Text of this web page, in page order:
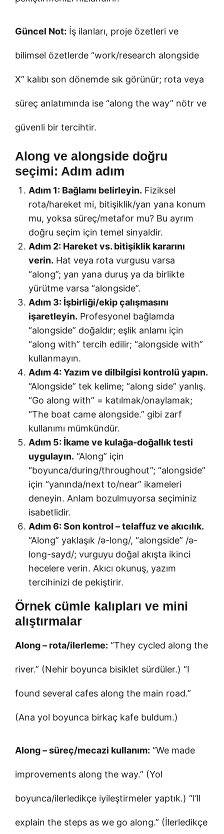
Güncel Not: İş ilanları, proje özetleri ve
bilimsel özetlerde “work/research alongside
X” kalıbı son dönemde sık görünür; rota veya
süreç anlatımında ise “along the way” nötr ve
güvenli bir tercihtir.
Along ve alongside doğru
seçimi: Adım adım
Adım 1: Bağlamı belirleyin. Fiziksel
rota/hareket mi, bitişiklik/yan yana konum
mu, yoksa süreç/metafor mu? Bu ayrım
doğru seçim için temel sinyaldir.
Adım 2: Hareket vs. bitişiklik kararını
verin. Hat veya rota vurgusu varsa
“along”; yan yana duruş ya da birlikte
yürütme varsa “alongside”.
Adım 3: İşbirliği/ekip çalışmasını
işaretleyin. Profesyonel bağlamda
“alongside” doğaldır; eşlik anlamı için
“along with” tercih edilir; “alongside with”
kullanmayın.
Adım 4: Yazım ve dilbilgisi kontrolü yapın.
“Alongside” tek kelime; “along side” yanlış.
“Go along with” = katılmak/onaylamak;
“The boat came alongside.” gibi zarf
kullanımı mümkündür.
Adım 5: İkame ve kulağa-doğallık testi
uygulayın. “Along” için
“boyunca/during/throughout”; “alongside”
için “yanında/next to/near” ikameleri
deneyin. Anlam bozulmuyorsa seçiminiz
isabetlidir.
Adım 6: Son kontrol – telaffuz ve akıcılık.
“Along” yaklaşık /ə-long/, “alongside” /ə-
long-sayd/; vurguyu doğal akışta ikinci
hecelere verin. Akıcı okunuş, yazım
tercihinizi de pekiştirir.
Örnek cümle kalıpları ve mini
alıştırmalar
Along – rota/ilerleme: “They cycled along the
river.” (Nehir boyunca bisiklet sürdüler.) “I
found several cafes along the main road.”
(Ana yol boyunca birkaç kafe buldum.)
Along – süreç/mecazi kullanım: “We made
improvements along the way.” (Yol
boyunca/ilerledikçe iyileştirmeler yaptık.) “I’ll
explain the steps as we go along.” (İlerledikçe